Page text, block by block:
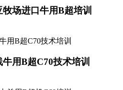
场进口牛用B超培训
用B超C70技术培训